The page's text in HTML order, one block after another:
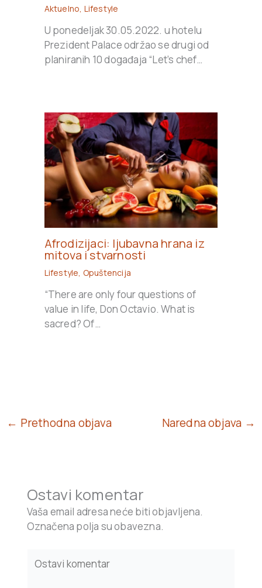
Aktuelno, Lifestyle
U ponedeljak 30.05.2022. u hotelu
Prezident Palace održao se drugi od
planiranih 10 događaja “Let’s chef…
Afrodizijaci: ljubavna hrana iz
mitova i stvarnosti
Lifestyle, Opuštencija
“There are only four questions of
value in life, Don Octavio. What is
sacred? Of…
← Prethodna objava Naredna objava →
Ostavi komentar
Vaša email adresa neće biti objavljena.
Označena polja su obavezna.
here..